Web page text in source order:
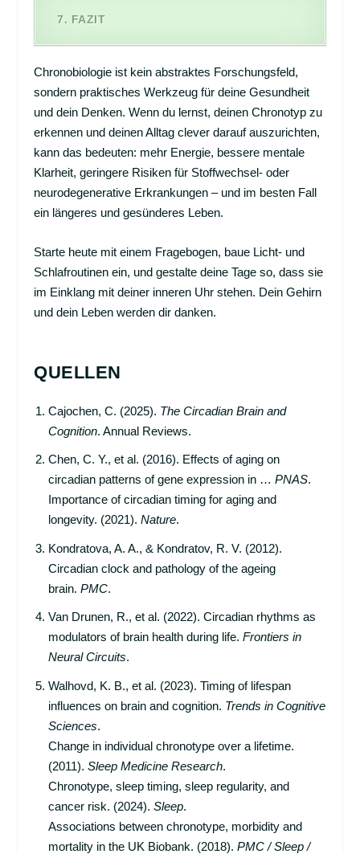
7. FAZIT
Chronobiologie ist kein abstraktes Forschungsfeld,
sondern praktisches Werkzeug für deine Gesundheit
und dein Denken. Wenn du lernst, deinen Chronotyp zu
erkennen und deinen Alltag clever darauf auszurichten,
kann das bedeuten: mehr Energie, bessere mentale
Klarheit, geringere Risiken für Stoffwechsel- oder
neurodegenerative Erkrankungen – und im besten Fall
ein längeres und gesünderes Leben.
Starte heute mit einem Fragebogen, baue Licht- und
Schlafroutinen ein, und gestalte deine Tage so, dass sie
im Einklang mit deiner inneren Uhr stehen. Dein Gehirn
und dein Leben werden dir danken.
QUELLEN
Cajochen, C. (2025). The Circadian Brain and
Cognition. Annual Reviews.
Chen, C. Y., et al. (2016). Effects of aging on
circadian patterns of gene expression in … PNAS.
Importance of circadian timing for aging and
longevity. (2021). Nature.
Kondratova, A. A., & Kondratov, R. V. (2012).
Circadian clock and pathology of the ageing
brain. PMC.
Van Drunen, R., et al. (2022). Circadian rhythms as
modulators of brain health during life. Frontiers in
Neural Circuits.
Walhovd, K. B., et al. (2023). Timing of lifespan
influences on brain and cognition. Trends in Cognitive
Sciences.
Change in individual chronotype over a lifetime.
(2011). Sleep Medicine Research.
Chronotype, sleep timing, sleep regularity, and
cancer risk. (2024). Sleep.
Associations between chronotype, morbidity and
mortality in the UK Biobank. (2018). PMC / Sleep /